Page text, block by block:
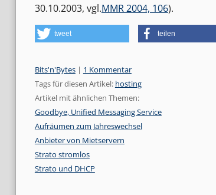
30.10.2003, vgl.MMR 2004, 106).
tweet teilen
Kategorien:
Bits'n'Bytes| 1 Kommentar
Tags für diesen Artikel: hosting
Artikel mit ähnlichen Themen:
Goodbye, Unified Messaging Service
Aufräumen zum Jahreswechsel
Anbieter von Mietservern
Strato stromlos
Strato und DHCP